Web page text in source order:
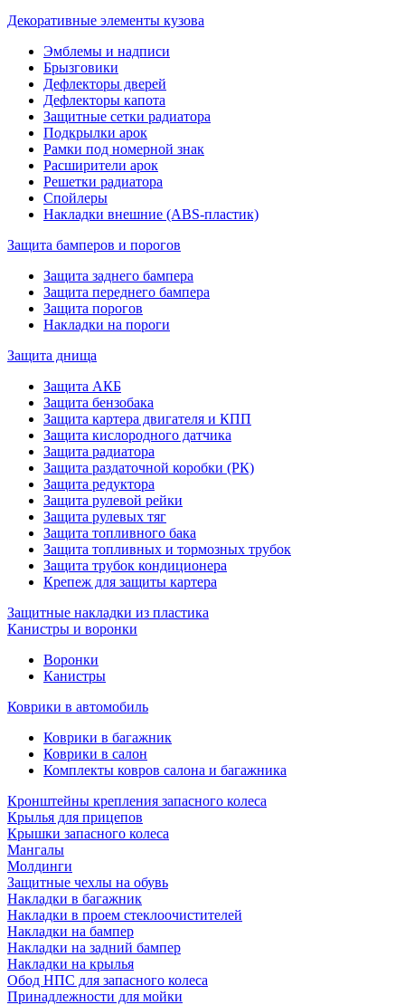
Декоративные элементы кузова
Эмблемы и надписи
Брызговики
Дефлекторы дверей
Дефлекторы капота
Защитные сетки радиатора
Подкрылки арок
Рамки под номерной знак
Расширители арок
Решетки радиатора
Спойлеры
Накладки внешние (ABS-пластик)
Защита бамперов и порогов
Защита заднего бампера
Защита переднего бампера
Защита порогов
Накладки на пороги
Защита днища
Защита АКБ
Защита бензобака
Защита картера двигателя и КПП
Защита кислородного датчика
Защита радиатора
Защита раздаточной коробки (РК)
Защита редуктора
Защита рулевой рейки
Защита рулевых тяг
Защита топливного бака
Защита топливных и тормозных трубок
Защита трубок кондиционера
Крепеж для защиты картера
Защитные накладки из пластика
Канистры и воронки
Воронки
Канистры
Коврики в автомобиль
Коврики в багажник
Коврики в салон
Комплекты ковров салона и багажника
Кронштейны крепления запасного колеса
Крылья для прицепов
Крышки запасного колеса
Мангалы
Молдинги
Защитные чехлы на обувь
Накладки в багажник
Накладки в проем стеклоочистителей
Накладки на бампер
Накладки на задний бампер
Накладки на крылья
Обод НПС для запасного колеса
Принадлежности для мойки